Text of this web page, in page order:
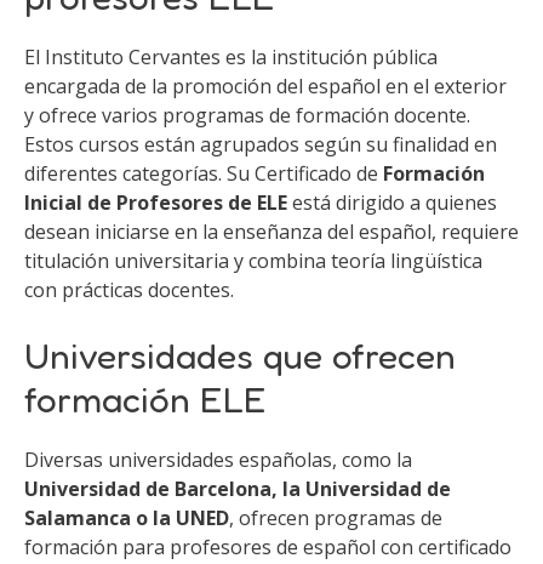
El Instituto Cervantes es la institución pública
encargada de la promoción del español en el exterior
y ofrece varios programas de formación docente.
Estos cursos están agrupados según su finalidad en
diferentes categorías. Su Certificado de Formación
Inicial de Profesores de ELEestá dirigido a quienes
desean iniciarse en la enseñanza del español, requiere
titulación universitaria y combina teoría lingüística
con prácticas docentes.
Universidades que ofrecen
formación ELE
Diversas universidades españolas, como la
Universidad de Barcelona, la Universidad de
Salamanca o la UNED, ofrecen programas de
formación para profesores de español con certificado